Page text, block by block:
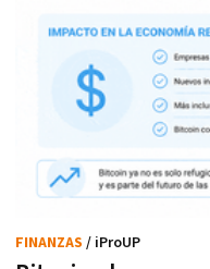
FINANZAS / iProUP